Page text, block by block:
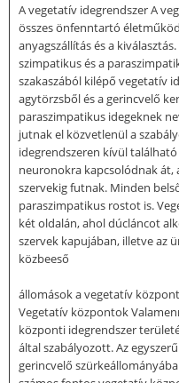
A vegetatív idegrendszer A
összes önfenntartó
anyagszállítás és a
szimpatikus és a
szakaszából kilépő vegetatív
agytörzsből és a gerincvelő
paraszimpatikus idegeknek
jutnak el közvetlenül a
idegrendszeren kívül
neuronokra kapcsolódnak át,
szervekig futnak. Minden
paraszimpatikus rostot is.
két oldalán, ahol dúcláncot
szervek kapujában, illetve az
közbeeső
állomások a vegetatív
Vegetatív központok
központi idegrendszer
által szabályozott. Az
gerincvelő